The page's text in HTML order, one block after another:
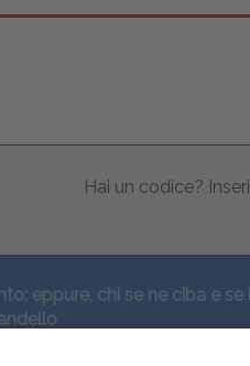
Hai un codice?
eppure, chi se ne ciba e